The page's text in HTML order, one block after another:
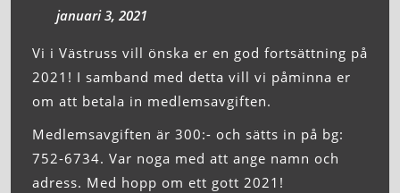
januari 3, 2021
Vi i Västruss vill önska er en god fortsättning på
2021! I samband med detta vill vi påminna er
om att betala in medlemsavgiften.
Medlemsavgiften är 300:- och sätts in på bg:
752-6734. Var noga med att ange namn och
adress. Med hopp om ett gott 2021!